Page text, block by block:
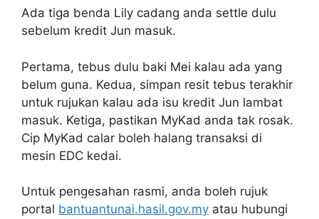
Ada tiga benda Lily cadang anda settle dulu
sebelum kredit Jun masuk.
Pertama, tebus dulu baki Mei kalau ada yang
belum guna. Kedua, simpan resit tebus terakhir
untuk rujukan kalau ada isu kredit Jun lambat
masuk. Ketiga, pastikan MyKad anda tak rosak.
Cip MyKad calar boleh halang transaksi di
mesin EDC kedai.
Untuk pengesahan rasmi, anda boleh rujuk
portal bantuantunai.hasil.gov.my atau hubungi